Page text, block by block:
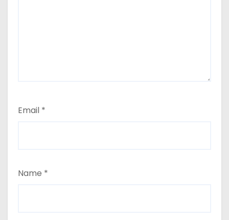
Email *
Name *